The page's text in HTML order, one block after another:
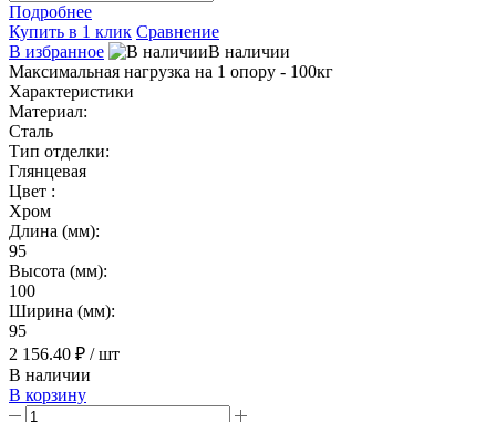
Подробнее
Купить в 1 клик Сравнение
В избранное
В наличии
Максимальная нагрузка на 1 опору - 100кг
Характеристики
Материал:
Сталь
Тип отделки:
Глянцевая
Цвет :
Хром
Длина (мм):
95
Высота (мм):
100
Ширина (мм):
95
2 156.40 ₽ / шт
В наличии
В корзину